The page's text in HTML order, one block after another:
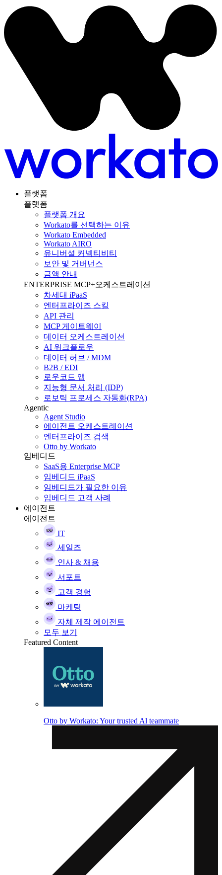
플랫폼
플랫폼
플랫폼 개요
Workato를 선택하는 이유
Workato Embedded
Workato AIRO
유니버설 커넥티비티
보안 및 거버넌스
금액 안내
ENTERPRISE MCP+오케스트레이션
차세대 iPaaS
엔터프라이즈 스킬
API 관리
MCP 게이트웨이
데이터 오케스트레이션
AI 워크플로우
데이터 허브 / MDM
B2B / EDI
로우코드 앱
지능형 문서 처리 (IDP)
로보틱 프로세스 자동화(RPA)
Agentic
Agent Studio
에이전트 오케스트레이션
엔터프라이즈 검색
Otto by Workato
임베디드
SaaS용 Enterprise MCP
임베디드 iPaaS
임베디드가 필요한 이유
임베디드 고객 사례
에이전트
에이전트
IT
세일즈
인사 & 채용
서포트
고객 경험
마케팅
자체 제작 에이전트
모두 보기
Featured Content
Otto by Workato: Your trusted Al teammate